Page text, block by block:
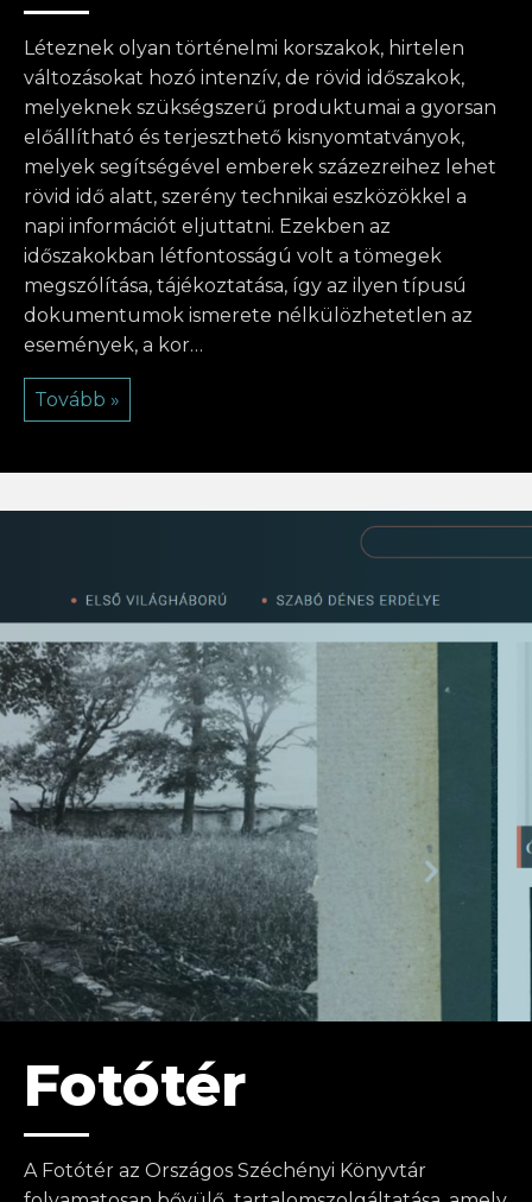
Léteznek olyan történelmi korszakok, hirtelen
változásokat hozó intenzív, de rövid időszakok,
melyeknek szükségszerű produktumai a gyorsan
előállítható és terjeszthető kisnyomtatványok,
melyek segítségével emberek százezreihez lehet
rövid idő alatt, szerény technikai eszközökkel a
napi információt eljuttatni. Ezekben az
időszakokban létfontosságú volt a tömegek
megszólítása, tájékoztatása, így az ilyen típusú
dokumentumok ismerete nélkülözhetetlen az
események, a kor…
Tovább »
Fotótér
A Fotótér az Országos Széchényi Könyvtár